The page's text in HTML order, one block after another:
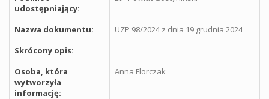
udostępniający:
Nazwa dokumentu:
UZP 98/2024 z dnia 19 grudnia 2024
Skrócony opis:
Osoba, która
wytworzyła
informację:
Anna Florczak